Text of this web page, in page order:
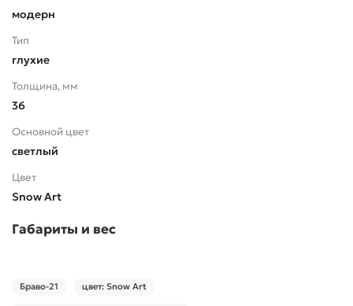
модерн
Тип
глухие
Толщина, мм
36
Основной цвет
светлый
Цвет
Snow Art
Габариты и вес
Браво-21 цвет: Snow Art